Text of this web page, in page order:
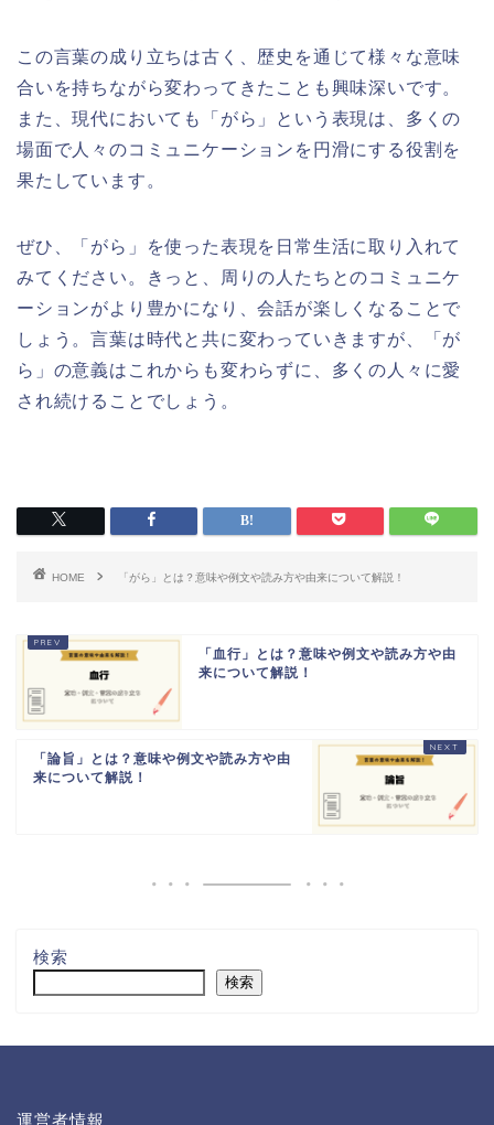
この言葉の成り立ちは古く、歴史を通じて様々な意味
合いを持ちながら変わってきたことも興味深いです。
また、現代においても「がら」という表現は、多くの
場面で人々のコミュニケーションを円滑にする役割を
果たしています。
ぜひ、「がら」を使った表現を日常生活に取り入れて
みてください。きっと、周りの人たちとのコミュニケ
ーションがより豊かになり、会話が楽しくなることで
しょう。言葉は時代と共に変わっていきますが、「が
ら」の意義はこれからも変わらずに、多くの人々に愛
され続けることでしょう。
HOME 「がら」とは？意味や例文や読み方や由来について解説！
「血行」とは？意味や例文や読み方や由
来について解説！
「論旨」とは？意味や例文や読み方や由
来について解説！
検索
検索
運営者情報